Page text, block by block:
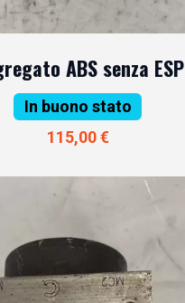
ABS senza ESP
In buono stato
115,00 €